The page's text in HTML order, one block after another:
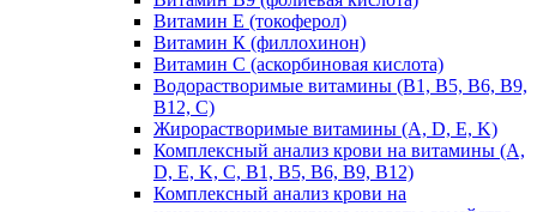
Витамин Е (токоферол)
Витамин К (филлохинон)
Витамин С (аскорбиновая кислота)
Водорастворимые витамины (B1, B5, B6, В9,
В12, С)
Жирорастворимые витамины (A, D, E, K)
Комплексный анализ крови на витамины (A,
D, E, K, C, B1, B5, B6, В9, B12)
Комплексный анализ крови на